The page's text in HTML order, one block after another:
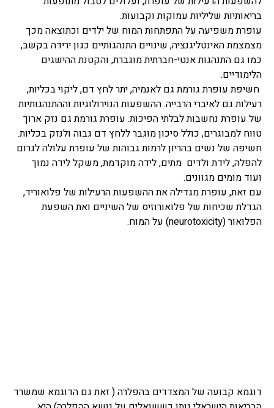
בריאותיות שליליות עמוקות וקבועות.
עופרת משפיעה על התפתחות המוח של ילדים וכתוצאה מכך
מצמצמת האינטליגנציה, שינויים התנהגותיים כגון ירידה בקשב,
כמו גם התנהגות אנטי-חברתית מוגברת, והקטנת ההישגים
הלימודיים.
חשיפת עופרת גורמת גם לאנמיה, יתר לחץ דם, ליקוי בכליות,
רעילות גם לאיברי הרבייה. ההשפעות הנוירולוגיות וההתנהגותיות
של עופרת נחשבות לבלתי הפיכות. עופרת גורמת גם נזק ארוך
טווח למבוגרים, כולל סיכון מוגבר ללחץ דם גבוה ולנזק בכליות.
חשיפה של נשים בהריון לרמות גבוהות של עופרת עלולה לגרום
להפלה, לידת ולדים מתים, לידה מוקדמת, משקל לידה נמוך
ועוד מומים מגוונים.
עם זאת, עופרת מגדילה את ההשפעות הרעילות של פלואוריד,
הגדלת שכיחות של פלואורוזיס של השיניים ואת השפעת
הפלואור (neurotoxicity) על המוח.
דוגמא קבועה של המצדדים בהפלרה ( זאת גם הדוגמא שמשרד